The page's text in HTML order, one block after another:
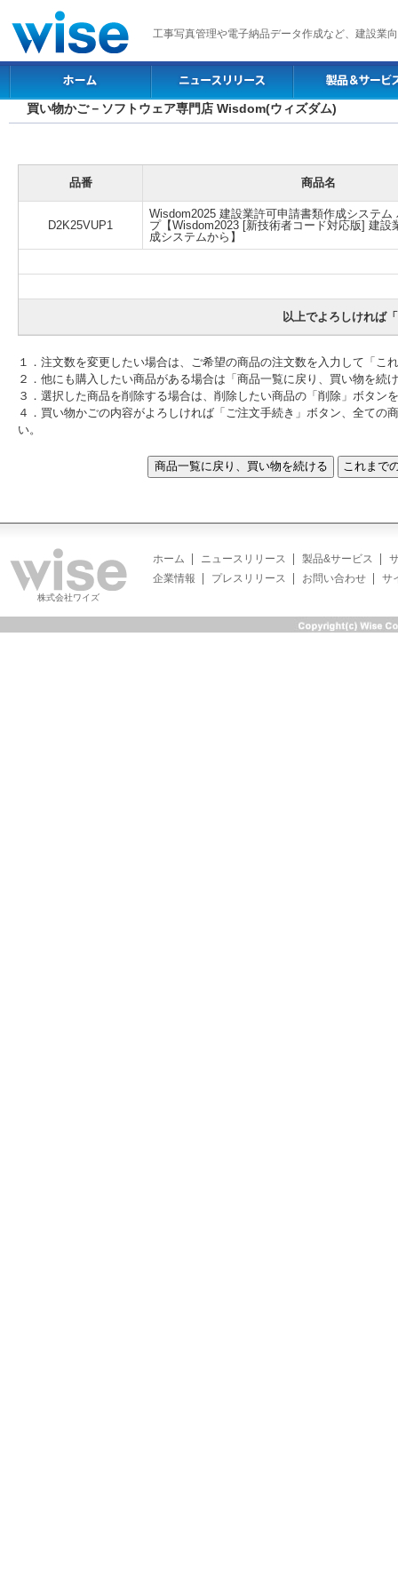
工事写真管理や電子納品データ作成など、建設業
買い物かご－ソフトウェア専門店 Wisdom(ウィズダム)
品番 商品名
D2K25VUP1
Wisdom2025 建設業許可申請書類作成システム
プ【Wisdom2023 [新技術者コード対応版] 建設
成システムから】
以上でよろしければ
１．注文数を変更したい場合は、ご希望の商品の注文数を入力して「
２．他にも購入したい商品がある場合は「商品一覧に戻り、買い物を続
３．選択した商品を削除する場合は、削除したい商品の「削除」ボタン
４．買い物かごの内容がよろしければ「ご注文手続き」ボタン、全て
い。
株式会社ワイズ
ホーム ニュースリリース 製品&サービス
企業情報
プレスリリース お問い合わせ サ